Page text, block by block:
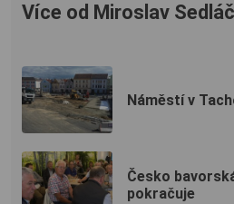
Více od Miroslav
Náměstí v
Česko
pokračuje